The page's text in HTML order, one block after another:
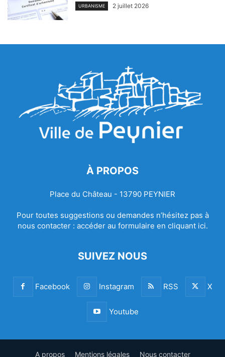
URBANISME 2 juillet 2026
À PROPOS
Place du Château - 13790 PEYNIER
Pour toutes suggestions ou demandes n’hésitez pas à
nous contacter : accéder au formulaire en cliquant ici.
SUIVEZ NOUS
Facebook Instagram RSS X
Youtube
A propos Mentions légales Nous contacter